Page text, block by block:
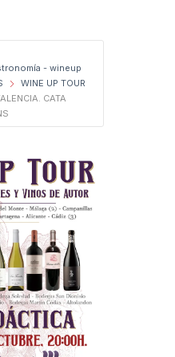
- wineup
WINE UP TOUR
CATA